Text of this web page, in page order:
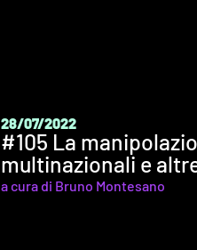
28/07/2022
#105 La
multinazionali e
a cura di Bruno Montesano